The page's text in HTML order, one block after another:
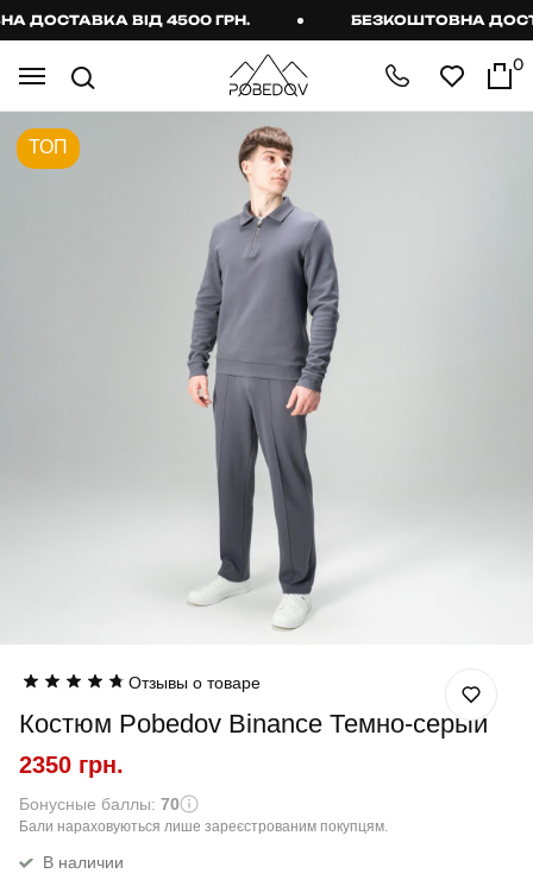
ВІД 4500 ГРН. БЕЗКОШТОВНА
0
ТОП
Отзывы о товаре
Костюм Pobedov Binance Темно-серый
2350 грн.
Бонусные баллы: 70
Бали нараховуються лише зареєстрованим покупцям.
В наличии